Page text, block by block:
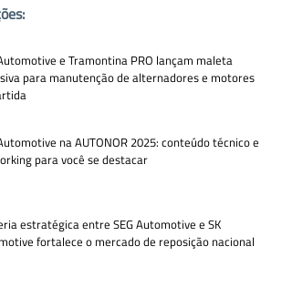
e Tramontina PRO lançam maleta
para manutenção de alternadores e motores
na AUTONOR 2025: conteúdo técnico e
para você se destacar
estratégica entre SEG Automotive e SK
fortalece o mercado de reposição nacional